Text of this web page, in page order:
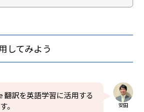
してみよう
翻訳を英語学習に活用する
。
安田